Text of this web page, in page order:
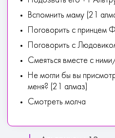
Вспомнить маму (21
Поговорить с принцем
Поговорить с
Смеяться вместе с
Не могли бы вы
меня? (21 алмаз)
Смотреть молча